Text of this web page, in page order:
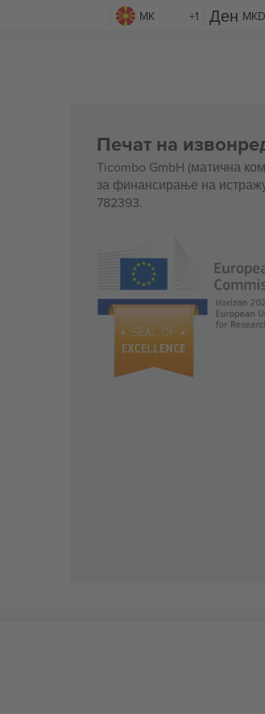
MK +1 MKD
Печат на
Ticombo GmbH (матична
за финансирање на
782393.